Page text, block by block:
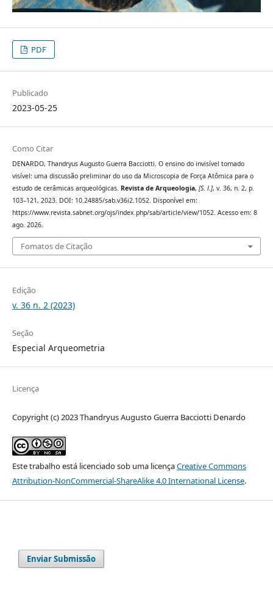
PDF
Publicado
2023-05-25
Como Citar
DENARDO, Thandryus Augusto Guerra Bacciotti. O ensino do invisível tornado
visível: uma discussão preliminar do uso da Microscopia de Força Atômica para o
estudo de cerâmicas arqueológicas. Revista de Arqueologia, [S. l.], v. 36, n. 2, p.
103–121, 2023. DOI: 10.24885/sab.v36i2.1052. Disponível em:
https://www.revista.sabnet.org/ojs/index.php/sab/article/view/1052. Acesso em: 8
ago. 2026.
Fomatos de Citação
Edição
v. 36 n. 2 (2023)
Seção
Especial Arqueometria
Licença
Copyright (c) 2023 Thandryus Augusto Guerra Bacciotti Denardo
Este trabalho está licenciado sob uma licençaCreative Commons
Attribution-NonCommercial-ShareAlike 4.0 International License.
Enviar Submissão